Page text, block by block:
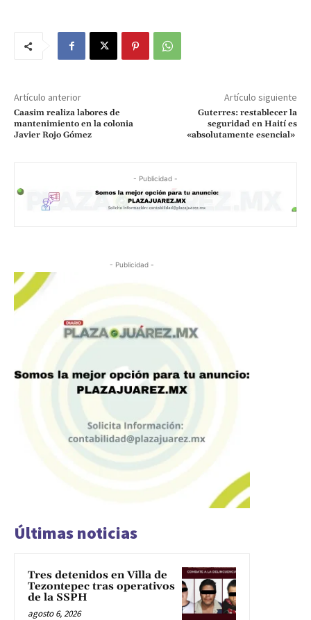
Artículo anterior
Caasim realiza labores de
mantenimiento en la colonia
Javier Rojo Gómez
Artículo siguiente
Guterres: restablecer la
seguridad en Haití es
«absolutamente esencial»
- Publicidad -
- Publicidad -
Últimas noticias
Tres detenidos en Villa de
Tezontepec tras operativos
de la SSPH
agosto 6, 2026